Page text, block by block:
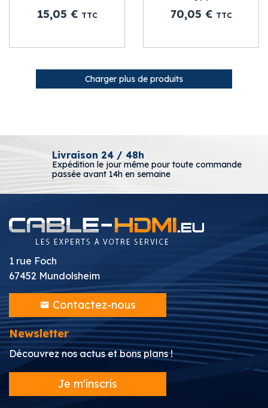
Prix
15,05 € TTC
Prix
70,05 € TTC
Charger plus de produits
Livraison 24 / 48h
Expédition le jour même pour toute commande
passée avant 14h en semaine
1 rue Foch
67452 Mundolsheim
Contactez-nous
Newsletter
Découvrez nos actus et bons plans !
Je m'inscris